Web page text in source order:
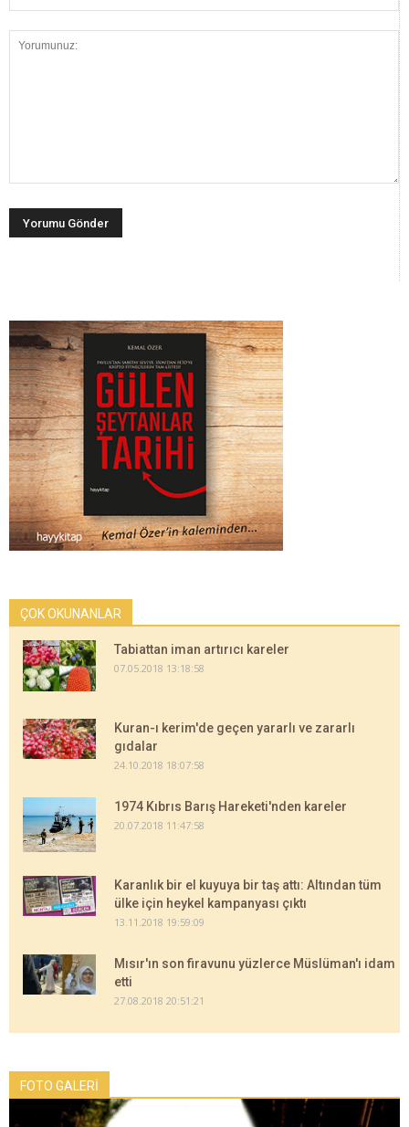
ÇOK OKUNANLAR
Tabiattan iman artırıcı kareler
07.05.2018 13:18:58
Kuran-ı kerim'de geçen yararlı ve zararlı
gıdalar
24.10.2018 18:07:58
1974 Kıbrıs Barış Hareketi'nden kareler
20.07.2018 11:47:58
Karanlık bir el kuyuya bir taş attı: Altından tüm
ülke için heykel kampanyası çıktı
13.11.2018 19:59:09
Mısır'ın son firavunu yüzlerce Müslüman'ı idam
etti
27.08.2018 20:51:21
FOTO GALERİ